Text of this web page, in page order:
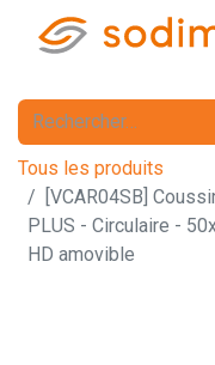
Tous les produits
[VCAR04SB]
PLUS - Circulaire -
HD amovible